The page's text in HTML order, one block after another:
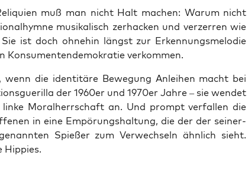
muß man nicht Halt machen: War­um nicht
musi­ka­lisch zer­ha­cken und ver­zer­ren wie
ist doch ohne­hin längst zur Erken­nungs­me­lo­die
Kon­su­men­ten­de­mo­kra­tie verkommen.
wenn die iden­ti­tä­re Bewe­gung Anlei­hen macht bei
der 1960er und 1970er Jah­re – sie wen­det
lin­ke Moral­herr­schaft an. Und prompt ver­fal­len die
in eine Empö­rungs­hal­tung, die der der sei­ner­
Spie­ßer zum Ver­wech­seln ähn­lich sieht.
Hippies.